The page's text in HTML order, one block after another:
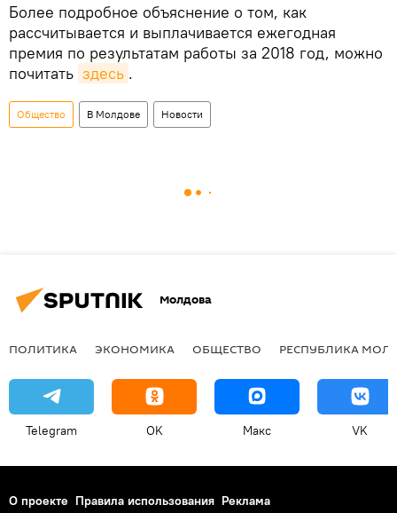
Более подробное объяснение о том, как
рассчитывается и выплачивается ежегодная
премия по результатам работы за 2018 год, можно
почитать здесь .
Общество В Молдове Новости
Молдова
ПОЛИТИКА ЭКОНОМИКА ОБЩЕСТВО РЕСПУБЛИКА
Telegram OK Макс VK
О проекте Правила использования Реклама